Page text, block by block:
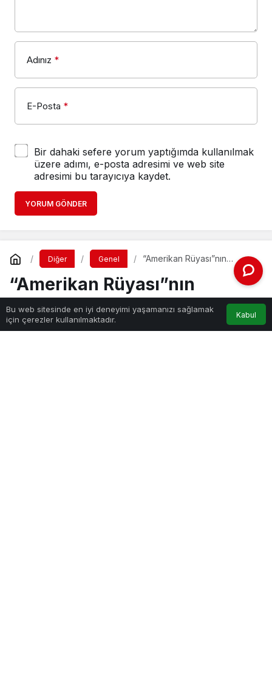
Adınız *
E-Posta *
Bir dahaki sefere yorum yaptığımda kullanılmak
üzere adımı, e-posta adresimi ve web site
adresimi bu tarayıcıya kaydet.
YORUM GÖNDER
Diğer Genel
“Amerikan Rüyası”nın
“Amerikan Rüyası”nın
Dördüncü Bölümü
Bu web sitesinde en iyi deneyimi yaşamanızı sağlamak
için çerezler kullanılmaktadır.
Kabul